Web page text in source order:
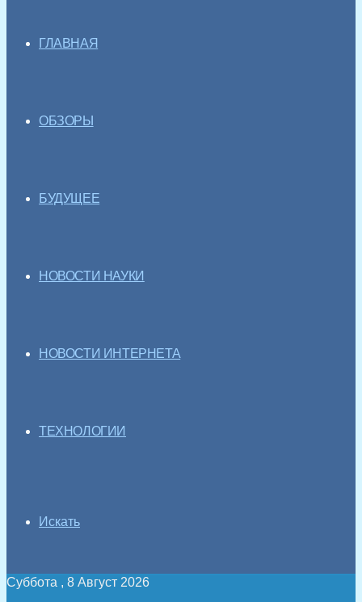
ГЛАВНАЯ
ОБЗОРЫ
БУДУЩЕЕ
НОВОСТИ НАУКИ
НОВОСТИ ИНТЕРНЕТА
ТЕХНОЛОГИИ
Искать
Суббота , 8 Август 2026